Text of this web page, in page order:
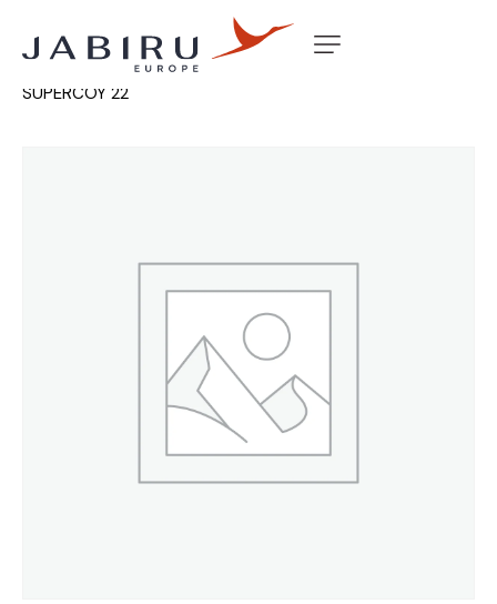
Accueil Non classé
SUPERCOY 22